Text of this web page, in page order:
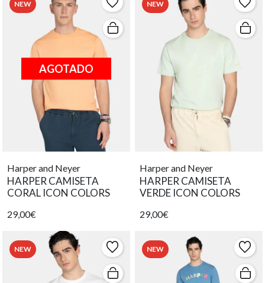
NEW
AGOTADO
Harper and Neyer
HARPER CAMISETA
CORAL ICON COLORS
29,00€
NEW
Harper and Neyer
HARPER CAMISETA
VERDE ICON COLORS
29,00€
NEW NEW